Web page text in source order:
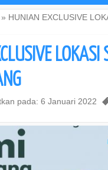
» HUNIAN EXCLUSIVE
LOKASI
pada: 6 Januari 2022